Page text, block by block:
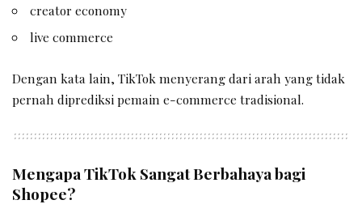
creator economy
live commerce
Dengan kata lain, TikTok menyerang dari arah yang tidak
pernah diprediksi pemain e-commerce tradisional.
Mengapa TikTok Sangat Berbahaya bagi
Shopee?